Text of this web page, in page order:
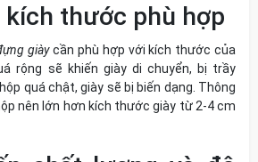
kích thước phù hợp
giàycần phù hợp với kích thước của
rộng sẽ khiến giày di chuyển, bị trầy
quá chật, giày sẽ bị biến dạng. Thông
nên lớn hơn kích thước giày từ 2-4 cm